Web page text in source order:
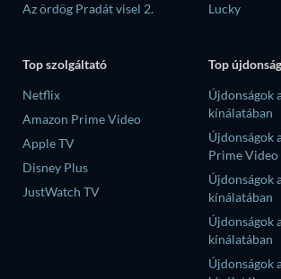
Az ördög Pradát visel 2.
Lucky
Top szolgáltató
Netflix
Amazon Prime Video
Apple TV
Disney Plus
JustWatch TV
Top
Újdonságok
kínálatában
Újdonságok
Prime
Újdonságok
kínálatában
Újdonságok
kínálatában
Újdonságok